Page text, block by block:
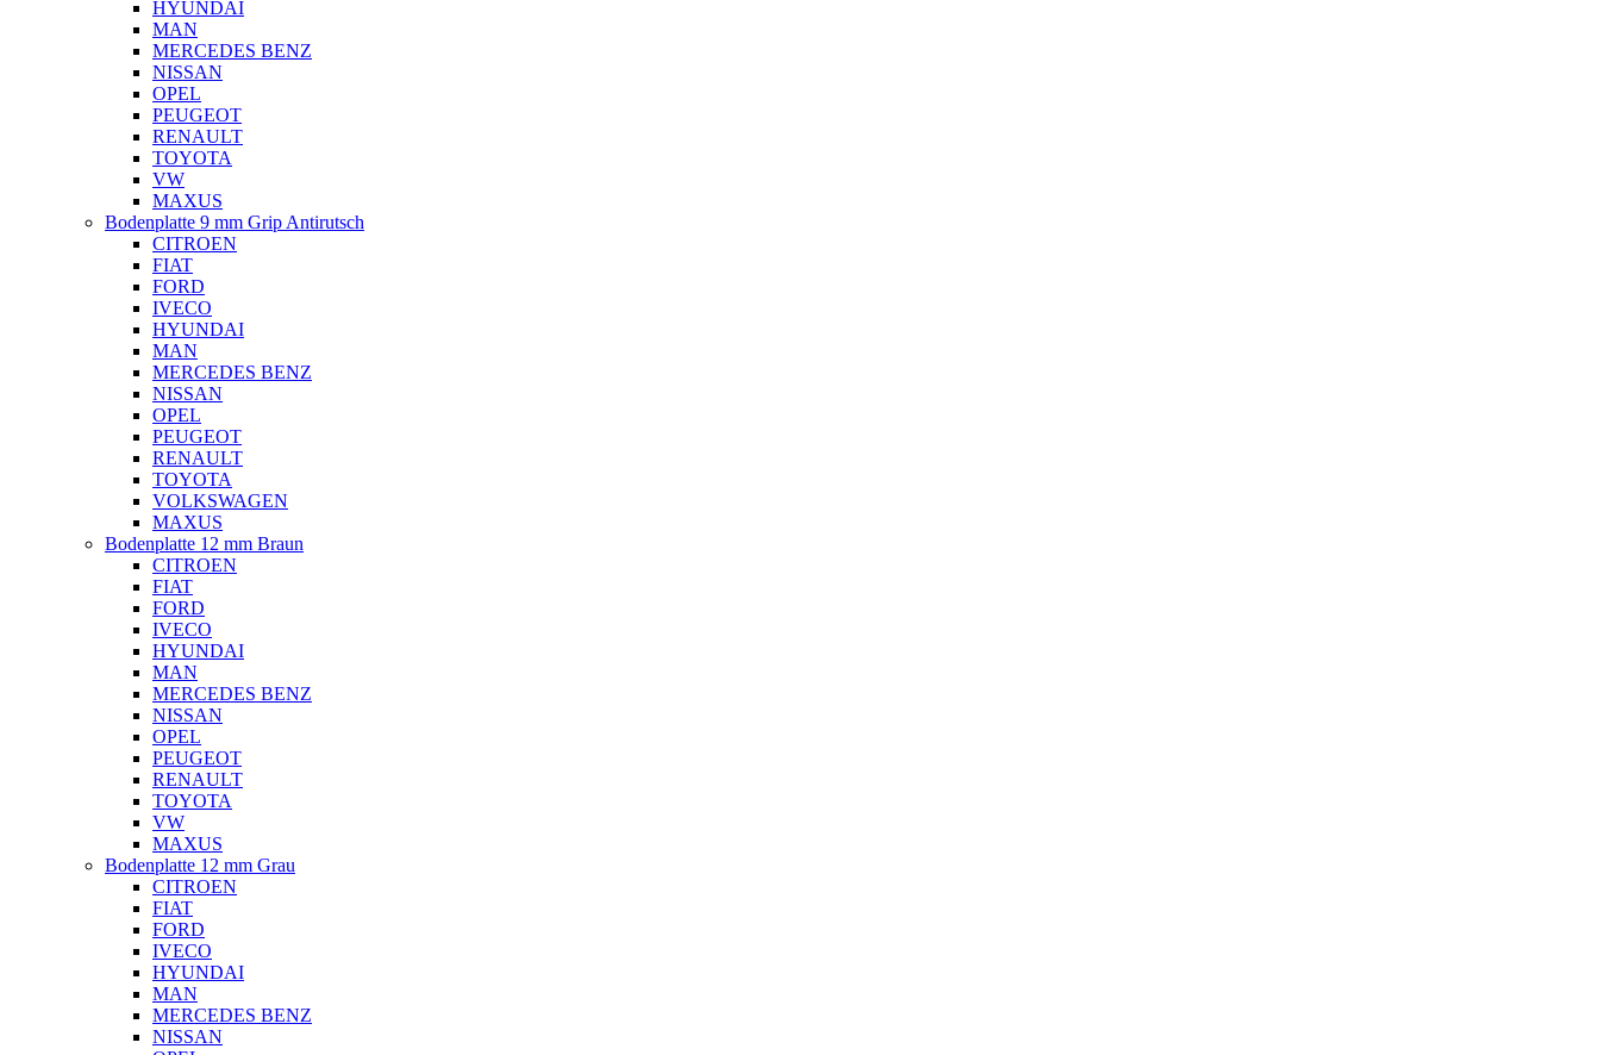
HYUNDAI
MAN
MERCEDES BENZ
NISSAN
OPEL
PEUGEOT
RENAULT
TOYOTA
VW
MAXUS
Bodenplatte 9 mm Grip Antirutsch
CITROEN
FIAT
FORD
IVECO
HYUNDAI
MAN
MERCEDES BENZ
NISSAN
OPEL
PEUGEOT
RENAULT
TOYOTA
VOLKSWAGEN
MAXUS
Bodenplatte 12 mm Braun
CITROEN
FIAT
FORD
IVECO
HYUNDAI
MAN
MERCEDES BENZ
NISSAN
OPEL
PEUGEOT
RENAULT
TOYOTA
VW
MAXUS
Bodenplatte 12 mm Grau
CITROEN
FIAT
FORD
IVECO
HYUNDAI
MAN
MERCEDES BENZ
NISSAN